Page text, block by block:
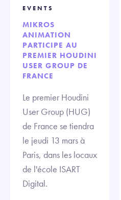
EVENTS
MIKROS
ANIMATION
PARTICIPE AU
PREMIER HOUDINI
USER GROUP DE
FRANCE
Le premier Houdini
User Group (HUG)
de France se tiendra
le jeudi 13 mars à
Paris, dans les locaux
de l'école ISART
Digital.